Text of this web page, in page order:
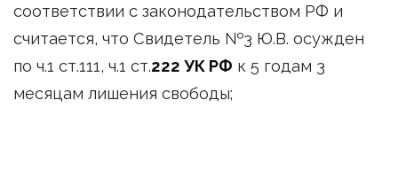
соответствии с законодательством РФ и
считается, что Свидетель №3 Ю.В. осужден
по ч.1 ст.111, ч.1 ст.222 УК РФ к 5 годам 3
месяцам лишения свободы;